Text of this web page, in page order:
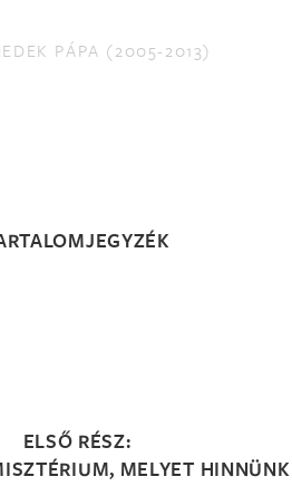
PÁPA (2005-2013)
ELSŐ RÉSZ:
MELYET